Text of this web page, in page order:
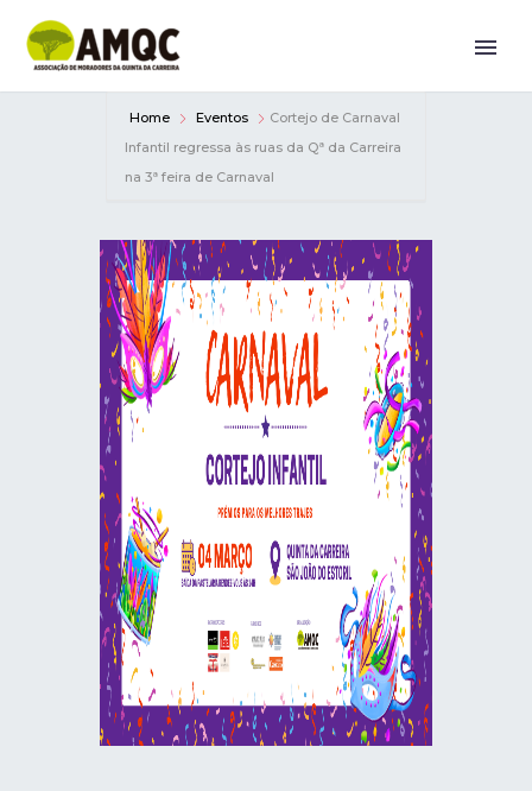
Home Eventos
Cortejo de Carnaval
Infantil regressa às ruas da Qª da Carreira
na 3ª feira de Carnaval